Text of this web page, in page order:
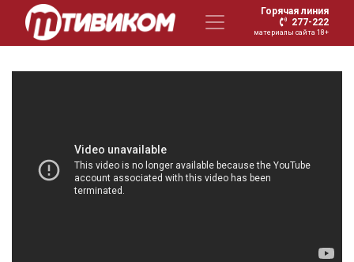
Горячая линия
277-222
материалы сайта 18+